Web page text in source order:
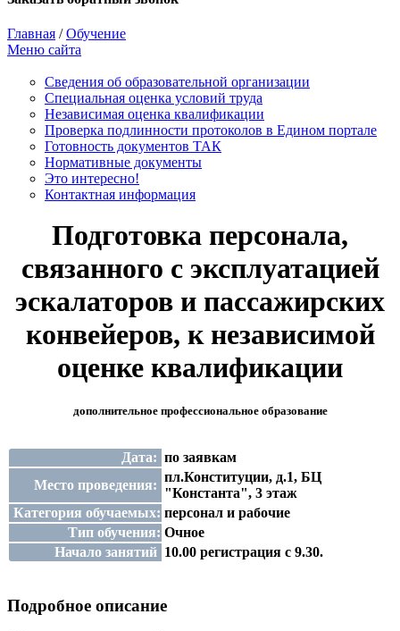
Главная /Обучение
Меню сайта
Сведения об образовательной организации
Cпециальная оценка условий труда
Независимая оценка квалификации
Проверка подлинности протоколов в Едином портале
Готовность документов ТАК
Нормативные документы
Это интересно!
Контактная информация
Подготовка персонала,
связанного с эксплуатацией
эскалаторов и пассажирских
конвейеров, к независимой
оценке квалификации
дополнительное профессиональное образование
Дата: по заявкам
Место проведения:
пл.Конституции, д.1, БЦ
"Константа", 3 этаж
Категория обучаемых: персонал и рабочие
Тип обучения: Очное
Начало занятий 10.00 регистрация с 9.30.
Подробное описание